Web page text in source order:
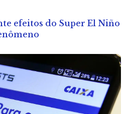
efeitos do Super El Niño